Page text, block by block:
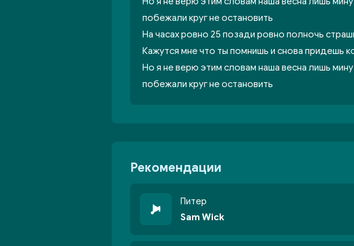
побежали круг не остановить
На часах ровно 25 позади ровно полночь
Кажутся мне что ты помнишь и снова придешь
Но я не верю этим словам наша весна лишь
побежали круг не остановить
Рекомендации
Питер
Sam Wick